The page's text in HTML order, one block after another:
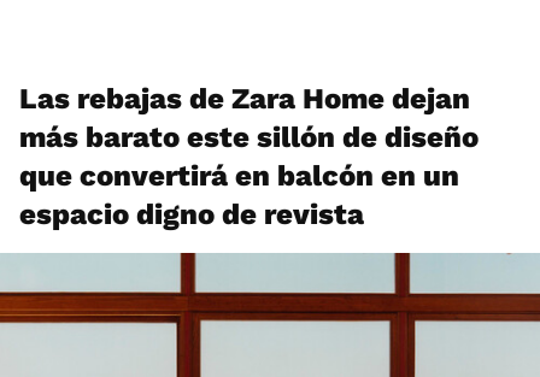
Las rebajas de Zara Home dejan
más barato este sillón de diseño
que convertirá en balcón en un
espacio digno de revista